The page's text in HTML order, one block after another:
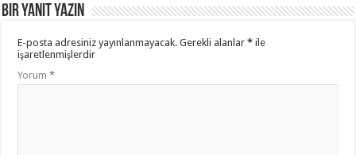
Bir yanıt yazın
E-posta adresiniz yayınlanmayacak. Gerekli alanlar* ile
işaretlenmişlerdir
Yorum*